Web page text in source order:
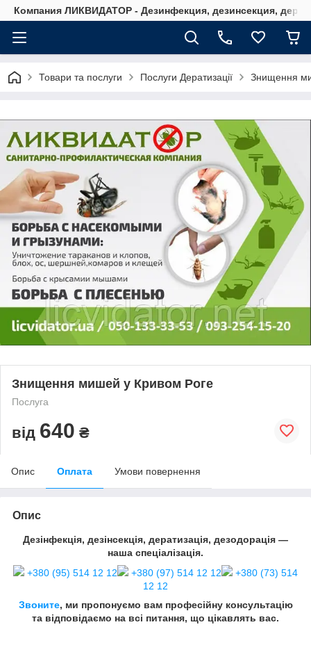
Компания ЛИКВИДАТОР - Дезинфекция, дезинсекция,
Товари та послуги Послуги Дератизації Знищення
Знищення мишей у Кривом Роге
Послуга
від 640 ₴
Опис Оплата Умови повернення
Опис
Дезінфекція, дезінсекція, дератизація, дезодорація —
наша спеціалізація.
+380 (95) 514 12 12
+380 (97) 514 12 12
+380 (73) 514
12 12
Звоните, ми пропонуємо вам професійну консультацію
та відповідаємо на всі питання, що цікавлять вас.